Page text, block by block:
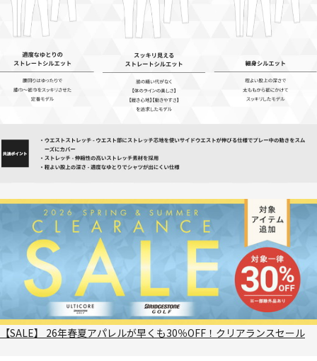
【SALE】 26年春夏アパレルが早くも30％OFF！クリアランスセール